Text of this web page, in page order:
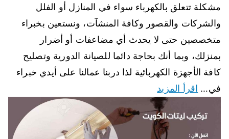
مشكلة تتعلق بالكهرباء سواء في المنازل أو الفلل
والشركات والقصور وكافة المنشآت، ونستعين بخبراء
متخصصين حتى لا يحدث أي مضاعفات أو أضرار
بمنزلك، وبما أنك بحاجة دائما للصيانة الدورية وتصليح
كافة الأجهزة الكهربائية لذا دربنا عمالنا على أيدي خبراء
في… اقرأ المزيد